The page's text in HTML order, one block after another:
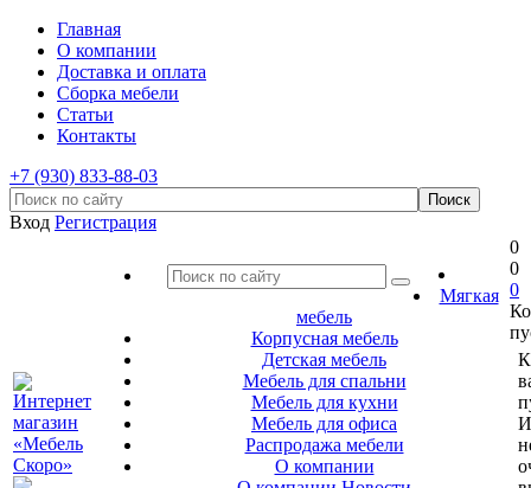
Главная
О компании
Доставка и оплата
Сборка мебели
Статьи
Контакты
+7 (930) 833-88-03
Вход Регистрация
Мягкая
мебель
Корпусная мебель
Детская мебель
Мебель для спальни
Мебель для кухни
Мебель для офиса
Распродажа мебели
О компании
0
0
0